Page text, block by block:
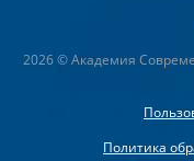
2026 © Академия
Политика